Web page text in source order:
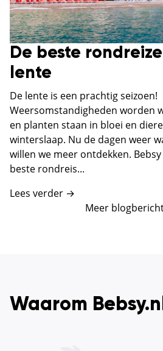
De beste
lente
De lente is een prachtig seizoen!
Weersomstandigheden worden
en planten staan in bloei en
winterslaap. Nu de dagen weer
willen we meer ontdekken.
beste rondreis...
Lees verder →
Meer
Waarom